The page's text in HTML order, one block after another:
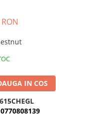
IN COS
0770808139